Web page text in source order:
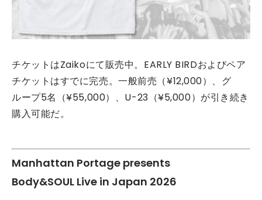
チケットはZaikoにて販売中。EARLY BIRDおよびペア
チケットはすでに完売。一般前売（¥12,000）、グ
ループ5名（¥55,000）、U-23（¥5,000）が引き続き
購入可能だ。
Manhattan Portage presents
Body&SOUL Live in Japan 2026